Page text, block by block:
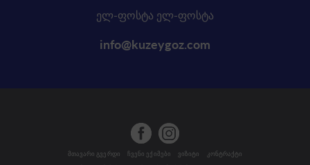
ელ-ფოსტა ელ-ფოსტა
info@kuzeygoz.com
მთავარი გვერდი ჩვენი ექიმები ვიზიტი კონტრაქტი